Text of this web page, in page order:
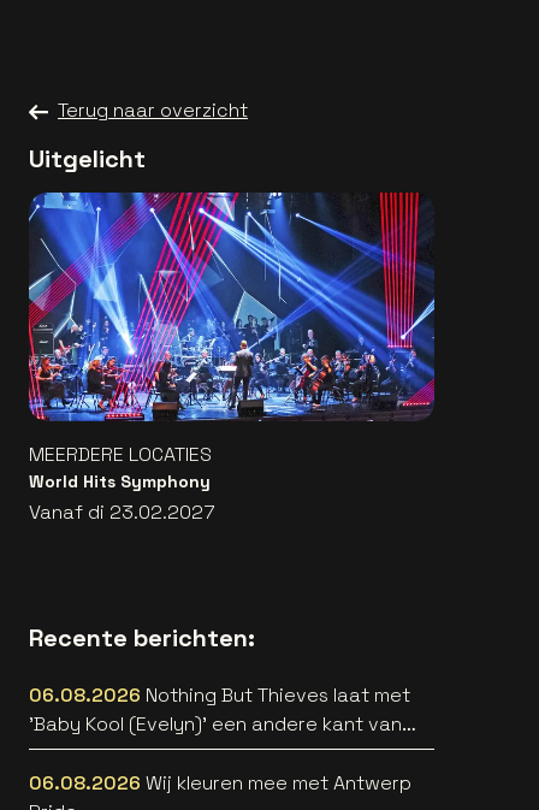
Terug naar overzicht
Uitgelicht
MEERDERE LOCATIES
World Hits Symphony
Vanaf di 23.02.2027
Recente berichten:
06.08.2026 Nothing But Thieves laat met
'Baby Kool (Evelyn)' een andere kant van
zich horen [video]
06.08.2026 Wij kleuren mee met Antwerp